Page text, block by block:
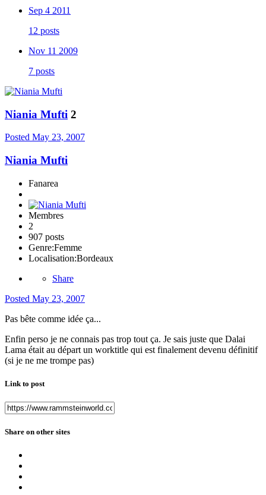
Sep 4 2011
12 posts
Nov 11 2009
7 posts
Niania Mufti 2
Posted May 23, 2007
Niania Mufti
Fanarea
Membres
2
907 posts
Genre:Femme
Localisation:Bordeaux
Share
Posted May 23, 2007
Pas bête comme idée ça...
Enfin perso je ne connais pas trop tout ça. Je sais juste que Dalai
Lama était au départ un worktitle qui est finalement devenu définitif
(si je ne me trompe pas)
Link to post
Share on other sites